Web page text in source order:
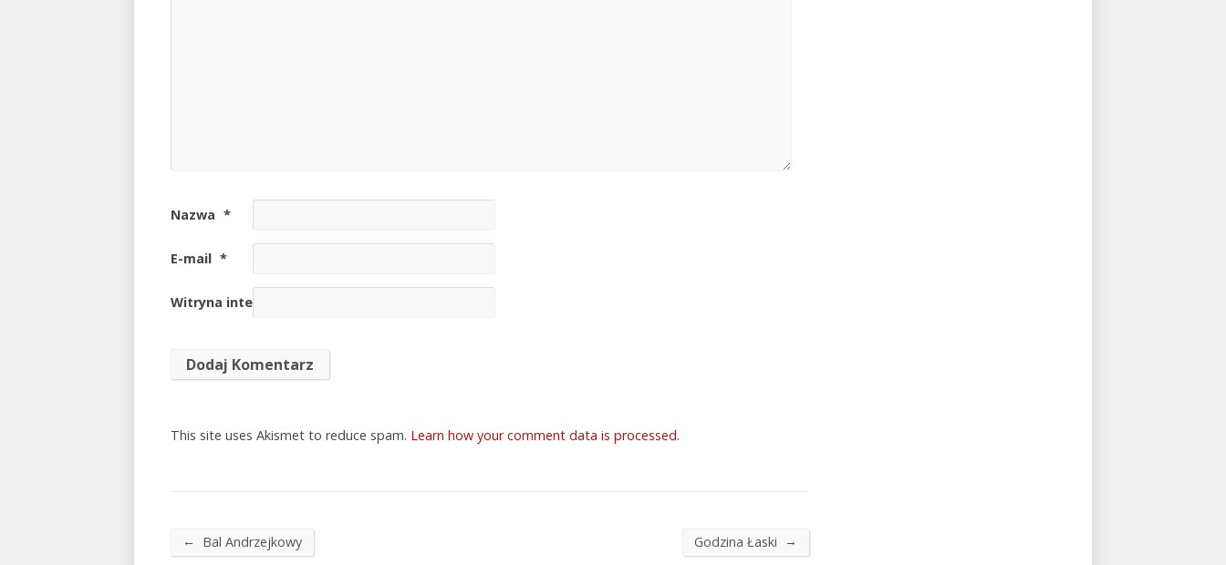
Nazwa *
E-mail *
Witryna internetowa
This site uses Akismet to reduce spam. Learn how your comment data is processed.
← Bal Andrzejkowy Godzina Łaski →